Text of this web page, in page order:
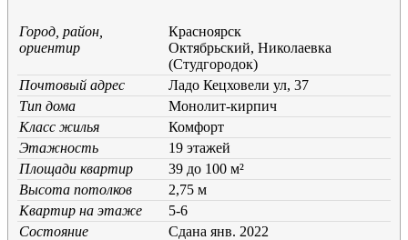
Город, район,
ориентир
Красноярск
Октябрьский, Николаевка
(Студгородок)
Почтовый адрес
Ладо Кецховели ул, 37
Тип дома
Монолит-кирпич
Класс жилья
Комфорт
Этажность
19 этажей
Площади квартир
39 до 100 м²
Высота потолков
2,75 м
Квартир на этаже
5-6
Состояние
Cдана янв. 2022